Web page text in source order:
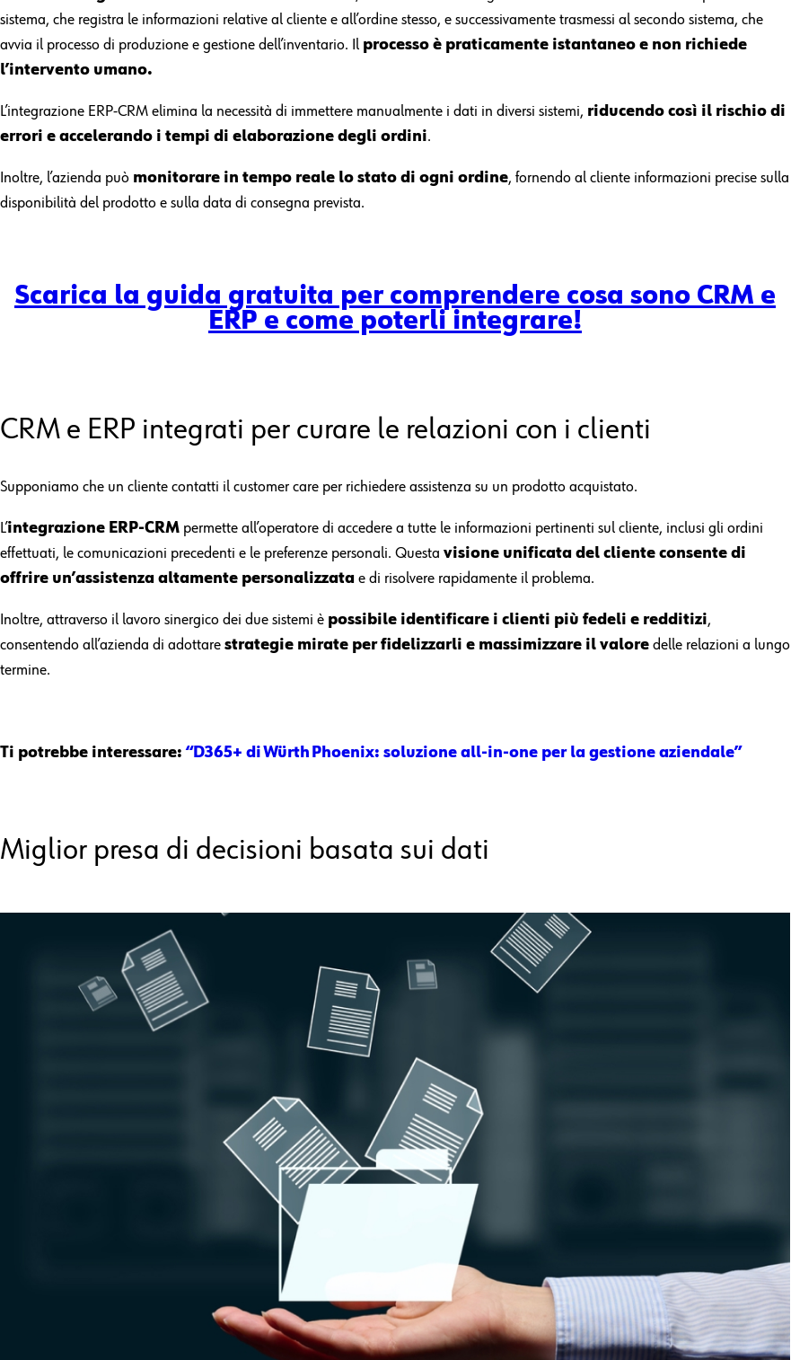
sistema, che registra le informazioni relative al cliente e all’ordine stesso, e successivamente trasmessi al secondo sistema, che
avvia il processo di produzione e gestione dell’inventario. Il processo è praticamente istantaneo e non richiede
l’intervento umano.
L’integrazione ERP-CRM elimina la necessità di immettere manualmente i dati in diversi sistemi, riducendo così il rischio di
errori e accelerando i tempi di elaborazione degli ordini.
Inoltre, l’azienda può monitorare in tempo reale lo stato di ogni ordine, fornendo al cliente informazioni precise sulla
disponibilità del prodotto e sulla data di consegna prevista.
Scarica la guida gratuita per comprendere cosa sono CRM e
ERP e come poterli integrare!
CRM e ERP integrati per curare le relazioni con i clienti
Supponiamo che un cliente contatti il customer care per richiedere assistenza su un prodotto acquistato.
L’integrazione ERP-CRM permette all’operatore di accedere a tutte le informazioni pertinenti sul cliente, inclusi gli ordini
effettuati, le comunicazioni precedenti e le preferenze personali. Questa visione unificata del cliente consente di
offrire un’assistenza altamente personalizzata e di risolvere rapidamente il problema.
Inoltre, attraverso il lavoro sinergico dei due sistemi è possibile identificare i clienti più fedeli e redditizi,
consentendo all’azienda di adottare strategie mirate per fidelizzarli e massimizzare il valore delle relazioni a lungo
termine.
Ti potrebbe interessare:“D365+ di Würth Phoenix: soluzione all-in-one ​per la gestione aziendale”
Miglior presa di decisioni basata sui dati